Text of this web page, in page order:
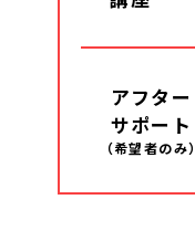
アフター
サポート
（希望者のみ）